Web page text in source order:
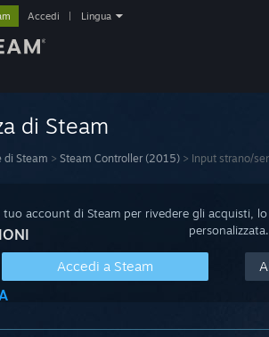
Accedi Lingua
di Steam
di Steam > Steam Controller (2015) > Input strano/
tuo account di Steam per rivedere gli acquisti,
personalizzata.
Accedi a Steam